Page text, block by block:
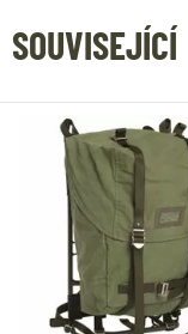
SOUVISEJÍCÍ